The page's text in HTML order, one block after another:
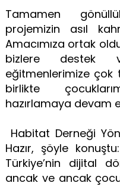
Tamamen
projemizin asıl
Amacımıza ortak
bizlere destek
eğitmenlerimize çok
birlikte
hazırlamaya devam
Habitat Derneği
Hazır, şöyle
Türkiye’nin dijital
ancak ve ancak